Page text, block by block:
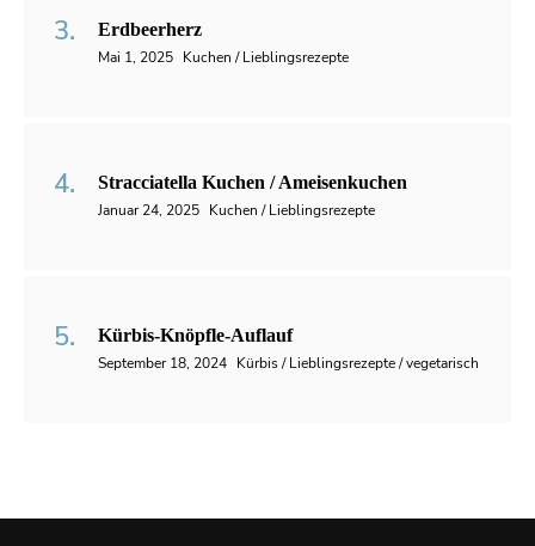
Erdbeerherz
Mai 1, 2025 Kuchen / Lieblingsrezepte
Stracciatella Kuchen / Ameisenkuchen
Januar 24, 2025 Kuchen / Lieblingsrezepte
Kürbis-Knöpfle-Auflauf
September 18, 2024 Kürbis / Lieblingsrezepte / vegetarisch